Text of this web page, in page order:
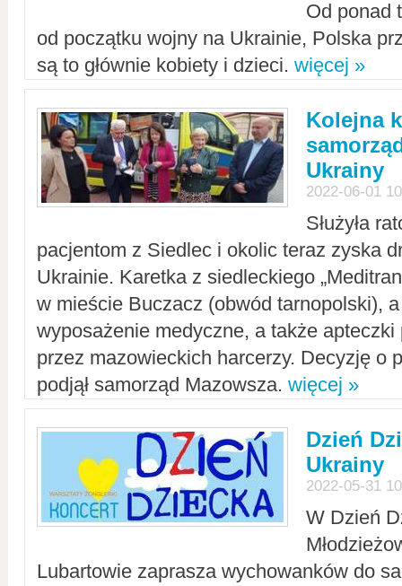
Od ponad
od początku wojny na Ukrainie, Polska
są to głównie kobiety i dzieci. więcej »
Kolejna
Ukrainy
2022-06-01
Służyła
pacjentom z Siedlec i okolic teraz zyska
Ukrainie. Karetka z siedleckiego
w mieście Buczacz (obwód tarnopolski),
wyposażenie medyczne, a także apteczki
przez mazowieckich harcerzy. Decyzję o
podjął samorząd Mazowsza. więcej »
Dzień
Ukrainy
2022-05-31
W Dzień
Lubartowie zaprasza wychowanków do